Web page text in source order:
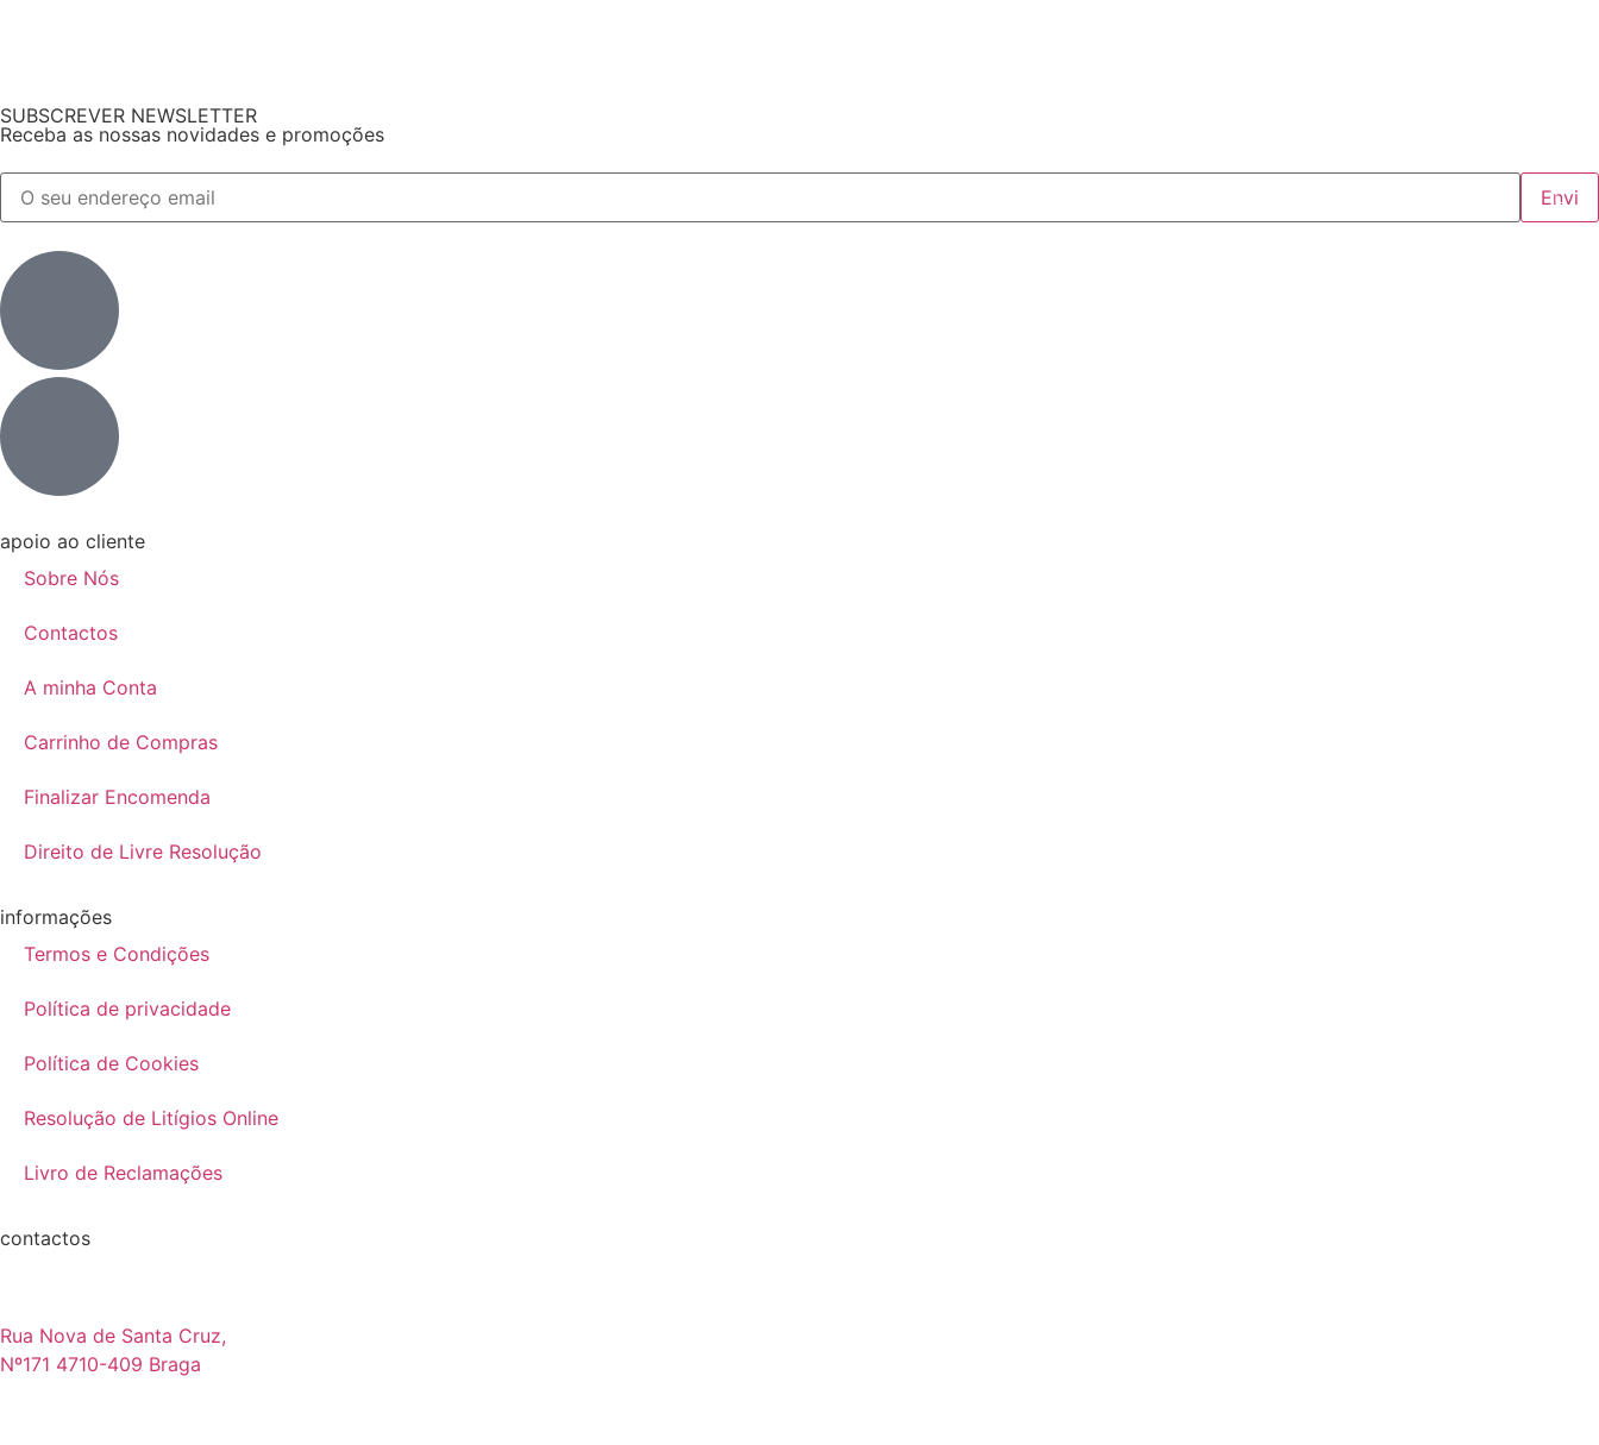
SUBSCREVER NEWSLETTER
Receba as nossas novidades e promoções
apoio ao cliente
Sobre Nós
Contactos
A minha Conta
Carrinho de Compras
Finalizar Encomenda
Direito de Livre Resolução
informações
Termos e Condições
Política de privacidade
Política de Cookies
Resolução de Litígios Online
Livro de Reclamações
contactos
Rua Nova de Santa Cruz,
Nº171 4710-409 Braga